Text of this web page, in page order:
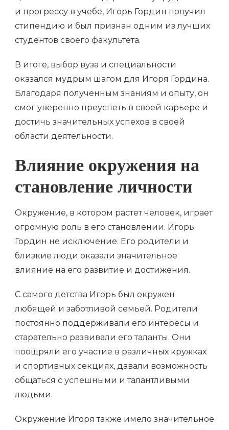
и прогрессу в учебе, Игорь Гордин получил
стипендию и был признан одним из лучших
студентов своего факультета.
В итоге, выбор вуза и специальности
оказался мудрым шагом для Игоря Гордина.
Благодаря полученным знаниям и опыту, он
смог уверенно преуспеть в своей карьере и
достичь значительных успехов в своей
области деятельности.
Влияние окружения на
становление личности
Окружение, в котором растет человек, играет
огромную роль в его становлении. Игорь
Гордин не исключение. Его родители и
близкие люди оказали значительное
влияние на его развитие и достижения.
С самого детства Игорь был окружен
любящей и заботливой семьей. Родители
постоянно поддерживали его интересы и
старательно развивали его таланты. Они
поощряли его участие в различных кружках
и спортивных секциях, давали возможность
общаться с успешными и талантливыми
людьми.
Окружение Игоря также имело значительное